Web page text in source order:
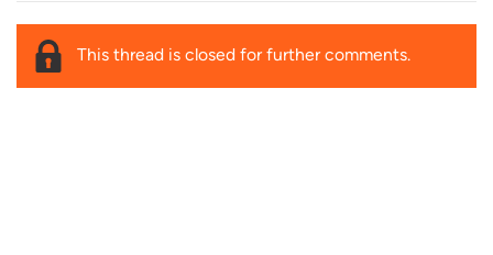
This thread is closed for further comments.